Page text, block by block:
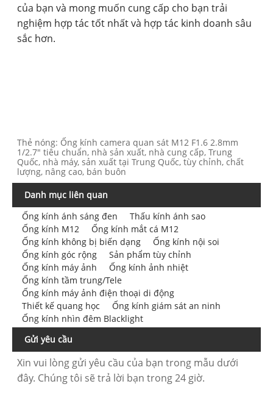
của bạn và mong muốn cung cấp cho bạn trải
nghiệm hợp tác tốt nhất và hợp tác kinh doanh sâu
sắc hơn.
Thẻ nóng: Ống kính camera quan sát M12 F1.6 2.8mm
1/2.7" tiêu chuẩn, nhà sản xuất, nhà cung cấp, Trung
Quốc, nhà máy, sản xuất tại Trung Quốc, tùy chỉnh, chất
lượng, nâng cao, bán buôn
Danh mục liên quan
Ống kính ánh sáng đen
Thấu kính ánh sao
Ống kính M12
Ống kính mắt cá M12
Ống kính không bị biến dạng
Ống kính nội soi
Ống kính góc rộng
Sản phẩm tùy chỉnh
Ống kính máy ảnh
Ống kính ảnh nhiệt
Ống kính tầm trung/Tele
Ống kính máy ảnh điện thoại di động
Thiết kế quang học
Ống kính giám sát an ninh
Ống kính nhìn đêm Blacklight
Gửi yêu cầu
Xin vui lòng gửi yêu cầu của bạn trong mẫu dưới
đây. Chúng tôi sẽ trả lời bạn trong 24 giờ.